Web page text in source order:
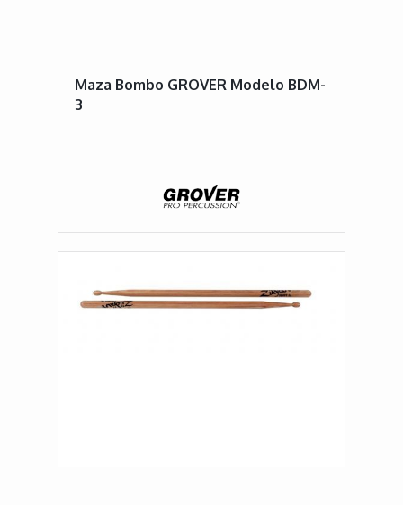
Maza Bombo GROVER Modelo BDM-
3